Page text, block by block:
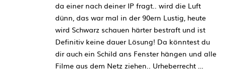
da einer nach deiner IP fragt.. wird die Luft
dünn, das war mal in der 90ern Lustig, heute
wird Schwarz schauen härter bestraft und ist
Definitiv keine dauer Lösung! Da könntest du
dir auch ein Schild ans Fenster hängen und alle
Filme aus dem Netz ziehen.. Urheberrecht …